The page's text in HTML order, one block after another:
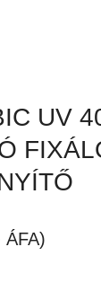
UV
ÁFA)